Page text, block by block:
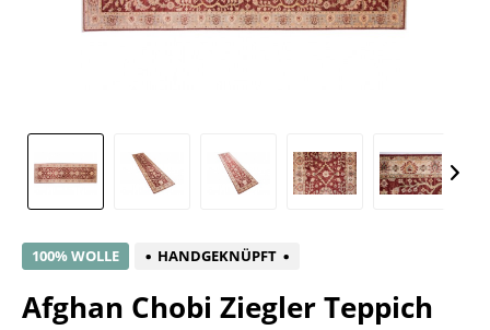
100% WOLLE HANDGEKNÜPFT
Afghan Chobi Ziegler Teppich